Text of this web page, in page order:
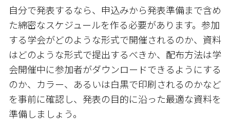
自分で発表するなら、申込みから発表準備まで含め
た綿密なスケジュールを作る必要があります。参加
する学会がどのような形式で開催されるのか、資料
はどのような形式で提出するべきか、配布方法は学
会開催中に参加者がダウンロードできるようにする
のか、カラー、あるいは白黒で印刷されるのかなど
を事前に確認し、発表の目的に沿った最適な資料を
準備しましょう。